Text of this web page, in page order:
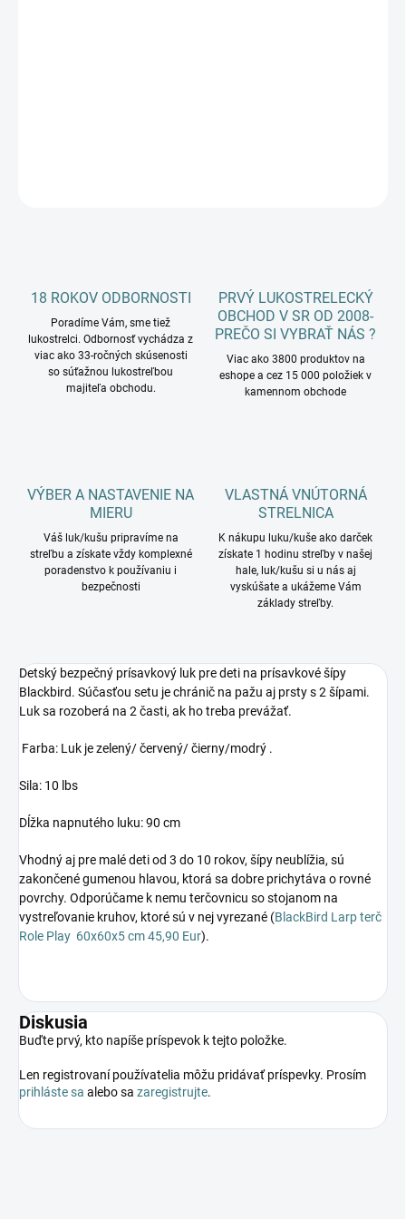
18 ROKOV ODBORNOSTI
Poradíme Vám, sme tiež
lukostrelci. Odbornosť vychádza z
viac ako 33-ročných skúsenosti
so súťažnou lukostreľbou
majiteľa obchodu.
PRVÝ LUKOSTRELECKÝ
OBCHOD V SR OD 2008-
PREČO SI VYBRAŤ NÁS ?
Viac ako 3800 produktov na
eshope a cez 15 000 položiek v
kamennom obchode
VÝBER A NASTAVENIE NA
MIERU
Váš luk/kušu pripravíme na
streľbu a získate vždy komplexné
poradenstvo k používaniu i
bezpečnosti
VLASTNÁ VNÚTORNÁ
STRELNICA
K nákupu luku/kuše ako darček
získate 1 hodinu streľby v našej
hale, luk/kušu si u nás aj
vyskúšate a ukážeme Vám
základy streľby.
Detský bezpečný prísavkový luk pre deti na prísavkové šípy
Blackbird. Súčasťou setu je chránič na pažu aj prsty s 2 šípami.
Luk sa rozoberá na 2 časti, ak ho treba prevážať.
Farba: Luk je zelený/ červený/ čierny/modrý .
Sila: 10 lbs
Dĺžka napnutého luku: 90 cm
Vhodný aj pre malé deti od 3 do 10 rokov, šípy neublížia, sú
zakončené gumenou hlavou, ktorá sa dobre prichytáva o rovné
povrchy. Odporúčame k nemu terčovnicu so stojanom na
vystreľovanie kruhov, ktoré sú v nej vyrezané (BlackBird Larp terč
Role Play 60x60x5 cm 45,90 Eur).
Diskusia
Buďte prvý, kto napíše príspevok k tejto položke.
Len registrovaní používatelia môžu pridávať príspevky. Prosím
prihláste sa alebo sa zaregistrujte.